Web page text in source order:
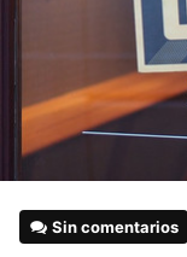
Sin comentarios